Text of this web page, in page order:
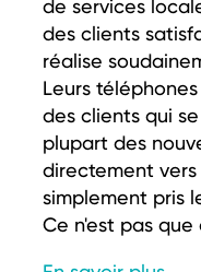
de services
des clients
réalise
Leurs
des clients qui
plupart des
directement
simplement pris
Ce n'est pas que